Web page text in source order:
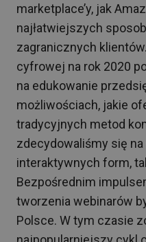
marketplace’y, jak
najłatwiejszych
zagranicznych
cyfrowej na rok 2020
na edukowanie
możliwościach, jakie
tradycyjnych metod
zdecydowaliśmy się
interaktywnych form,
Bezpośrednim
tworzenia webinarów
Polsce. W tym czasie